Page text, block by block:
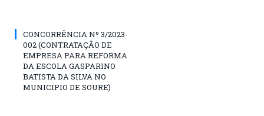
CONCORRÊNCIA Nº 3/2023-
002 (CONTRATAÇÃO DE
EMPRESA PARA REFORMA
DA ESCOLA GASPARINO
BATISTA DA SILVA NO
MUNICIPIO DE SOURE)